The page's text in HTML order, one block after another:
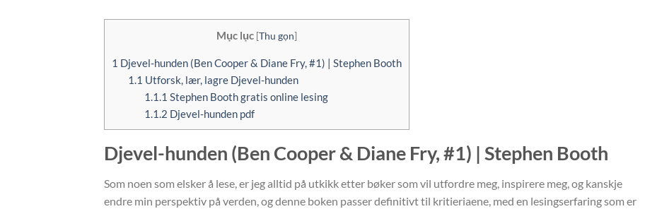
Mục lục [Thu gọn]
1 Djevel-hunden (Ben Cooper & Diane Fry, #1) | Stephen Booth
1.1 Utforsk, lær, lagre Djevel-hunden
1.1.1 Stephen Booth gratis online lesing
1.1.2 Djevel-hunden pdf
Djevel-hunden (Ben Cooper & Diane Fry, #1) | Stephen Booth
Som noen som elsker å lese, er jeg alltid på utkikk etter bøker som vil utfordre meg, inspirere meg, og kanskje
endre min perspektiv på verden, og denne boken passer definitivt til kritieriaene, med en lesingserfaring som er